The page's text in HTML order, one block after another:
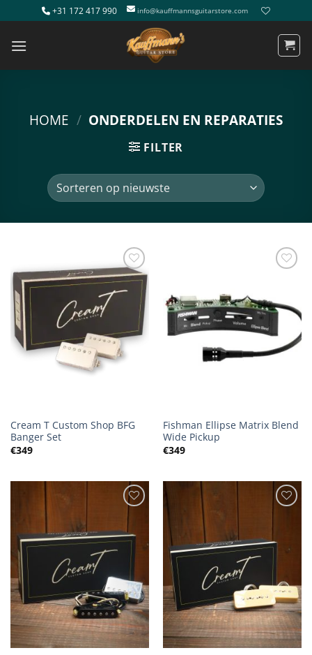
naar
inhoud
+31 172 417 990 info@kauffmannsguitarstore.com
HOME / ONDERDELEN EN REPARATIES
FILTER
Cream T Custom Shop BFG
Banger Set
€349
Fishman Ellipse Matrix Blend
Wide Pickup
€349